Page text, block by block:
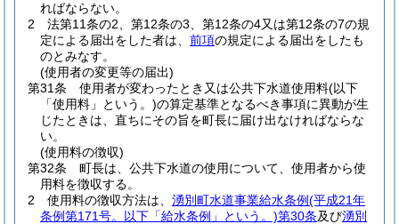
ればならない。
2
法第11条の2、第12条の3、第12条の4又は第12条の7の規
定による届出をした者は、 前項の規定による届出をしたも
のとみなす。
(使用者の変更等の届出)
第31条
使用者が変わったとき又は公共下水道使用料(以下
「使用料」という。)の算定基準となるべき事項に異動が生
じたときは、直ちにその旨を町長に届け出なければならな
い。
(使用料の徴収)
第32条
町長は、公共下水道の使用について、使用者から使
用料を徴収する。
2
使用料の徴収方法は、 湧別町水道事業給水条例(平成21年
条例第171号。以下「給水条例」という。)第30条及び湧別